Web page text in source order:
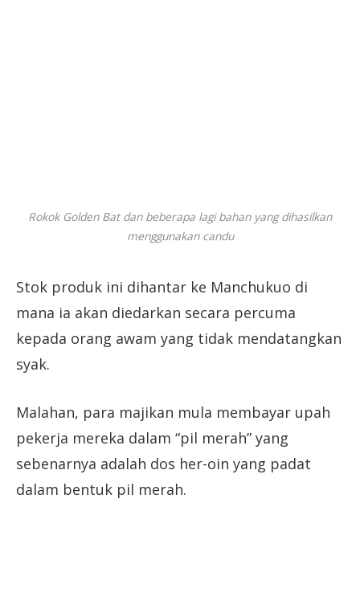
Rokok Golden Bat dan beberapa lagi bahan yang dihasilkan
menggunakan candu
Stok produk ini dihantar ke Manchukuo di
mana ia akan diedarkan secara percuma
kepada orang awam yang tidak mendatangkan
syak.
Malahan, para majikan mula membayar upah
pekerja mereka dalam “pil merah” yang
sebenarnya adalah dos her-oin yang padat
dalam bentuk pil merah.